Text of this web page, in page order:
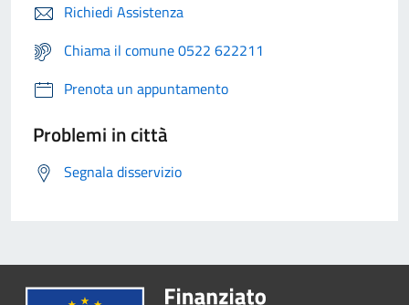
Richiedi Assistenza
Chiama il comune 0522 622211
Prenota un appuntamento
Problemi in città
Segnala disservizio